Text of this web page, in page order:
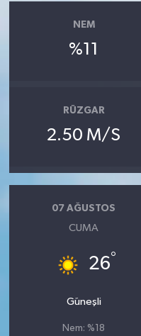
NEM
%11
RÜZGAR
2.50 M/S
07 AĞUSTOS
CUMA
26°
Güneşli
Nem: %18